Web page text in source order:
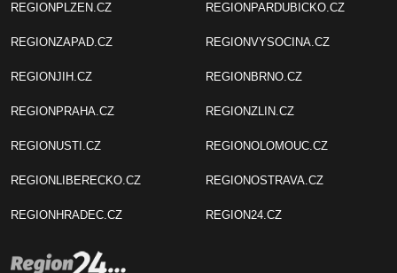
REGIONPLZEN.CZ
REGIONZAPAD.CZ
REGIONJIH.CZ
REGIONPRAHA.CZ
REGIONUSTI.CZ
REGIONLIBERECKO.CZ
REGIONHRADEC.CZ
REGIONPARDUBICKO.CZ
REGIONVYSOCINA.CZ
REGIONBRNO.CZ
REGIONZLIN.CZ
REGIONOLOMOUC.CZ
REGIONOSTRAVA.CZ
REGION24.CZ